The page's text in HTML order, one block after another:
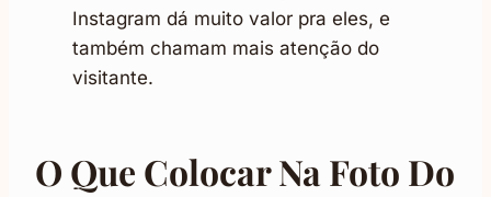
Instagram dá muito valor pra eles, e
também chamam mais atenção do
visitante.
O Que Colocar Na Foto Do